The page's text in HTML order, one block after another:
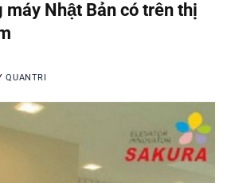
máy Nhật Bản có trên thị
QUANTRI